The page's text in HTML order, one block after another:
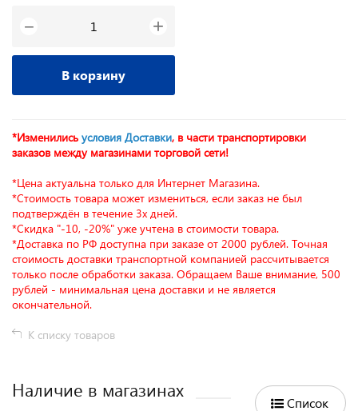
− +
В корзину
*Изменились условия Доставки, в части транспортировки
заказов между магазинами торговой сети!
*Цена актуальна только для Интернет Магазина.
*Стоимость товара может измениться, если заказ не был
подтверждён в течение 3х дней.
*Скидка "-10, -20%" уже учтена в стоимости товара.
*Доставка по РФ доступна при заказе от 2000 рублей. Точная
стоимость доставки транспортной компанией рассчитывается
только после обработки заказа. Обращаем Ваше внимание, 500
рублей - минимальная цена доставки и не является
окончательной.
К списку товаров
Наличие в магазинах
Список